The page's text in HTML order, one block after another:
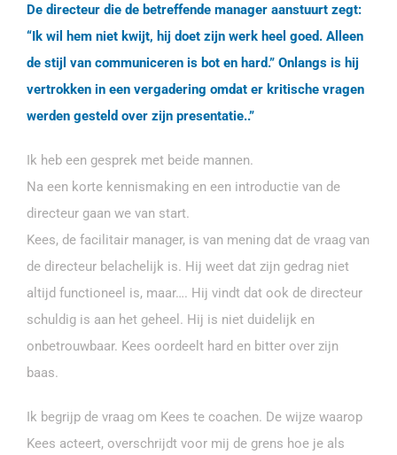
De directeur die de betreffende manager aanstuurt zegt:
“Ik wil hem niet kwijt, hij doet zijn werk heel goed. Alleen
de stijl van communiceren is bot en hard.” Onlangs is hij
vertrokken in een vergadering omdat er kritische vragen
werden gesteld over zijn presentatie..”
Ik heb een gesprek met beide mannen.
Na een korte kennismaking en een introductie van de
directeur gaan we van start.
Kees, de facilitair manager, is van mening dat de vraag van
de directeur belachelijk is. Hij weet dat zijn gedrag niet
altijd functioneel is, maar…. Hij vindt dat ook de directeur
schuldig is aan het geheel. Hij is niet duidelijk en
onbetrouwbaar. Kees oordeelt hard en bitter over zijn
baas.
Ik begrijp de vraag om Kees te coachen. De wijze waarop
Kees acteert, overschrijdt voor mij de grens hoe je als